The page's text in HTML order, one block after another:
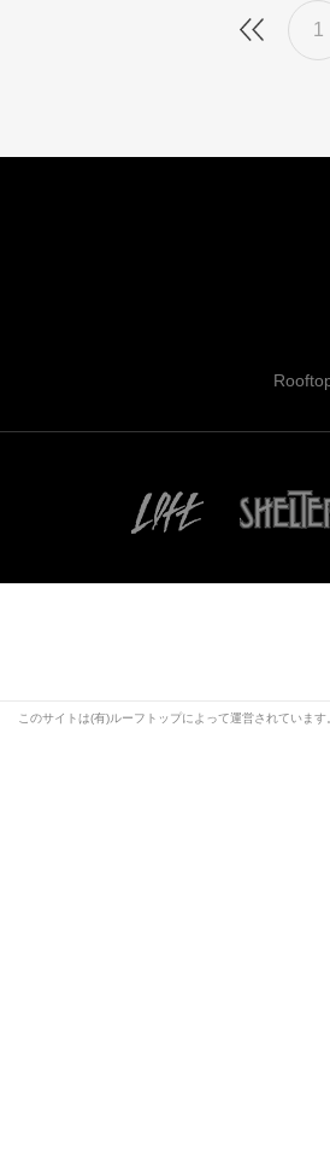
1
このサイトは(有)ルーフトップによって運営されていま